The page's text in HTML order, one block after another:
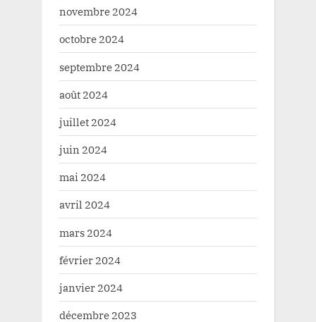
novembre 2024
octobre 2024
septembre 2024
août 2024
juillet 2024
juin 2024
mai 2024
avril 2024
mars 2024
février 2024
janvier 2024
décembre 2023